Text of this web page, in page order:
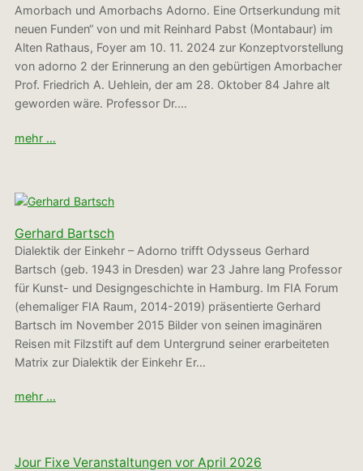
Amorbach und Amorbachs Adorno. Eine Ortserkundung mit
neuen Funden“ von und mit Reinhard Pabst (Montabaur) im
Alten Rathaus, Foyer am 10. 11. 2024 zur Konzeptvorstellung
von adorno 2 der Erinnerung an den gebürtigen Amorbacher
Prof. Friedrich A. Uehlein, der am 28. Oktober 84 Jahre alt
geworden wäre. Professor Dr.…
mehr …
Gerhard Bartsch
Dialektik der Einkehr – Adorno trifft Odysseus Gerhard
Bartsch (geb. 1943 in Dresden) war 23 Jahre lang Professor
für Kunst- und Designgeschichte in Hamburg. Im FIA Forum
(ehemaliger FIA Raum, 2014-2019) präsentierte Gerhard
Bartsch im November 2015 Bilder von seinen imaginären
Reisen mit Filzstift auf dem Untergrund seiner erarbeiteten
Matrix zur Dialektik der Einkehr Er…
mehr …
Jour Fixe Veranstaltungen vor April 2026